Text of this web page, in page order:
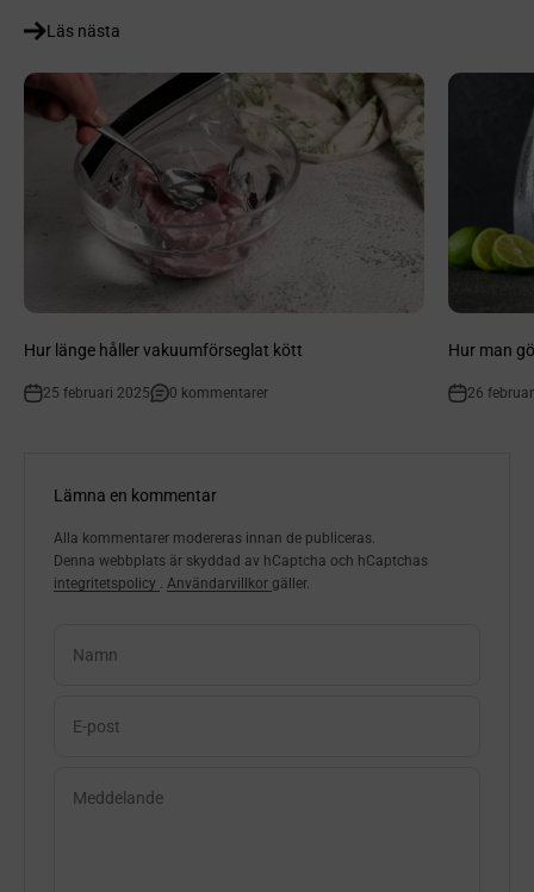
Läs nästa
Hur länge håller vakuumförseglat kött
25 februari 2025 0 kommentarer
Hur man
26
Lämna en kommentar
Alla kommentarer modereras innan de publiceras.
Denna webbplats är skyddad av hCaptcha och hCaptchas
integritetspolicy
Användarvillkor gäller.
Namn
E-post
Meddelande